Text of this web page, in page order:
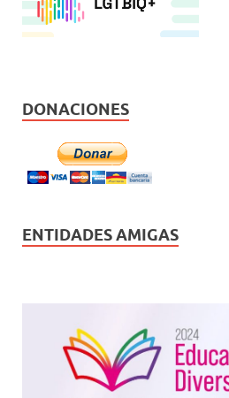
DONACIONES
ENTIDADES AMIGAS